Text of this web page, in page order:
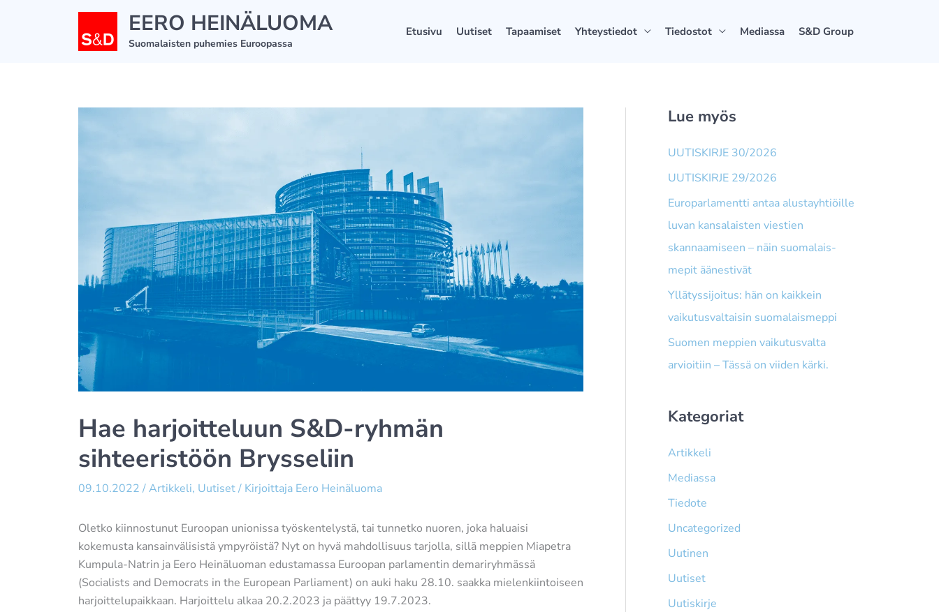
EERO HEINÄLUOMA
Suomalaisten puhemies Euroopassa
Etusivu Uutiset Tapaamiset Yhteystiedot Tiedostot Mediassa S&D Group
Hae harjoitteluun S&D-ryhmän
sihteeristöön Brysseliin
09.10.2022 /Artikkeli, Uutiset/ Kirjoittaja Eero Heinäluoma
Oletko kiinnostunut Euroopan unionissa työskentelystä, tai tunnetko nuoren, joka haluaisi
kokemusta kansainvälisistä ympyröistä? Nyt on hyvä mahdollisuus tarjolla, sillä meppien Miapetra
Kumpula-Natrin ja Eero Heinäluoman edustamassa Euroopan parlamentin demariryhmässä
(Socialists and Democrats in the European Parliament) on auki haku 28.10. saakka mielenkiintoiseen
harjoittelupaikkaan. Harjoittelu alkaa 20.2.2023 ja päättyy 19.7.2023.
Lue myös
UUTISKIRJE 30/2026
UUTISKIRJE 29/2026
Europarlamentti antaa alusta­yhtiöille
luvan kansalaisten viestien
skannaamiseen – näin suomalais­
mepit äänestivät
Yllätyssijoitus: hän on kaikkein
vaikutusvaltaisin suomalaismeppi
Suomen meppien vaikutusvalta
arvioitiin – Tässä on viiden kärki.
Kategoriat
Artikkeli
Mediassa
Tiedote
Uncategorized
Uutinen
Uutiset
Uutiskirje